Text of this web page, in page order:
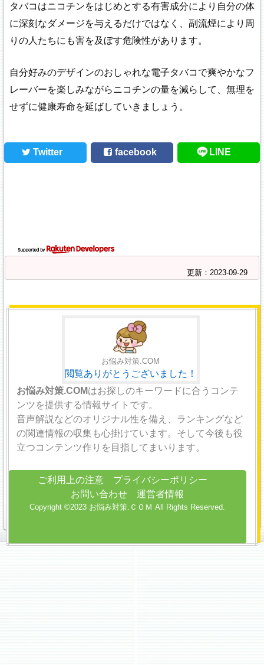
タバコはニコチンをはじめとする有害成分により自分の体
に深刻なダメージを与えるだけではなく、副流煙により周
りの人たちにも害を及ぼす危険性があります。
自分好みのデザインのおしゃれな電子タバコで爽やかなフ
レーバーを楽しみながらニコチンの量を減らして、無理を
せずに健康寿命を延ばしていきましょう。
Twitter facebook LINE
更新：2023-09-29
お悩み対策.COM
閲覧ありがとうございました！
お悩み対策.COMはお探しのキーワードに合うコンテ
ンツを提供する情報サイトです。
音声解説などのオリジナル性を備え、ランキングなど
の関連情報の収集も心掛けています。そして今後も役
立つコンテンツ作りを目指してまいります。
ご利用上の注意
プライバシーポリシー
お問い合わせ
運営者情報
Copyright ©2023 お悩み対策.ＣＯＭ All Rights Reserved.